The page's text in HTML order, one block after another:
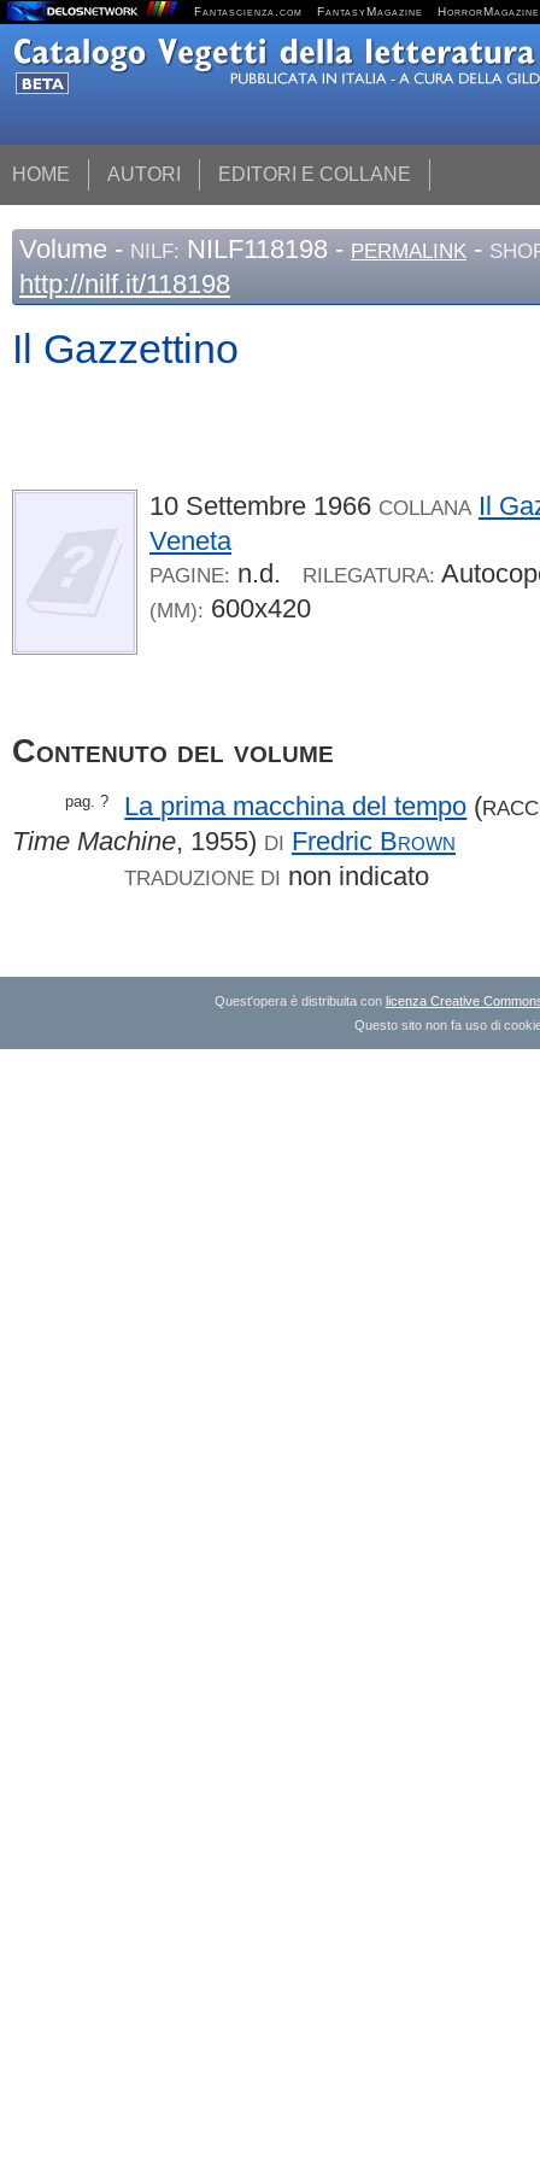
Fantascienza.com FantasyMagazine HorrorMagazine
HOME AUTORI EDITORI E COLLANE
Volume - NILF: NILF118198 - PERMALINK -
http://nilf.it/118198
Il Gazzettino
10 Settembre 1966 COLLANA Il
Veneta
PAGINE: n.d. RILEGATURA:
(MM): 600x420
Contenuto del volume
pag. ? La prima macchina del tempo (
Time Machine, 1955) DI Fredric Brown
TRADUZIONE DI non indicato
Quest'opera è distribuita con licenza Creative
Questo sito non fa uso di